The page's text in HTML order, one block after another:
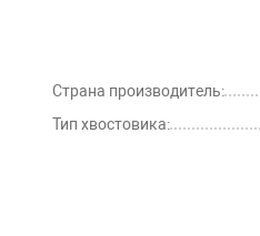
Страна производитель:
Тип хвостовика: